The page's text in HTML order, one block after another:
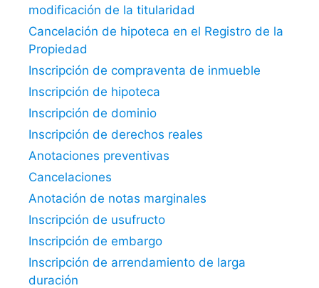
modificación de la titularidad
Cancelación de hipoteca en el Registro de la
Propiedad
Inscripción de compraventa de inmueble
Inscripción de hipoteca
Inscripción de dominio
Inscripción de derechos reales
Anotaciones preventivas
Cancelaciones
Anotación de notas marginales
Inscripción de usufructo
Inscripción de embargo
Inscripción de arrendamiento de larga
duración